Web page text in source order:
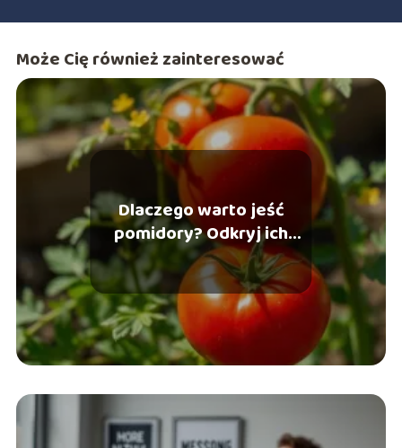
Może Cię również zainteresować
Dlaczego warto jeść
pomidory? Odkryj ich
zdrowotne korzyści!